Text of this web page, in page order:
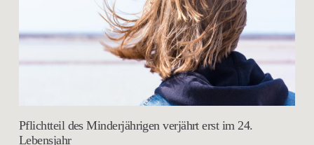
Pflichtteil des Minderjährigen verjährt erst im 24.
Lebensjahr